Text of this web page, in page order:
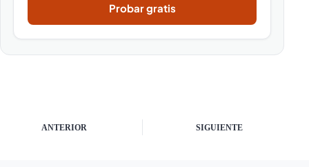
Probar gratis
ANTERIOR SIGUIENTE